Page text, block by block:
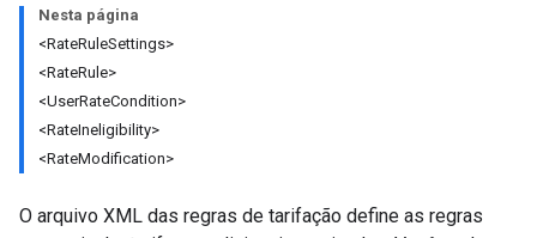
Nesta página
<RateRuleSettings>
<RateRule>
<UserRateCondition>
<RateIneligibility>
<RateModification>
O arquivo XML das regras de tarifação define as regras